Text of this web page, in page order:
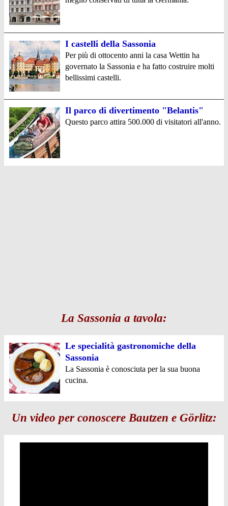
I castelli della Sassonia
Per più di ottocento anni la casa Wettin ha
governato la Sassonia e ha fatto costruire molti
bellissimi castelli.
Il parco di divertimento "Belantis"
Questo parco attira 500.000 di visitatori all'anno.
La Sassonia a tavola:
Le specialità gastronomiche della
Sassonia
La Sassonia è conosciuta per la sua buona
cucina.
Un video per conoscere Bautzen e Görlitz: